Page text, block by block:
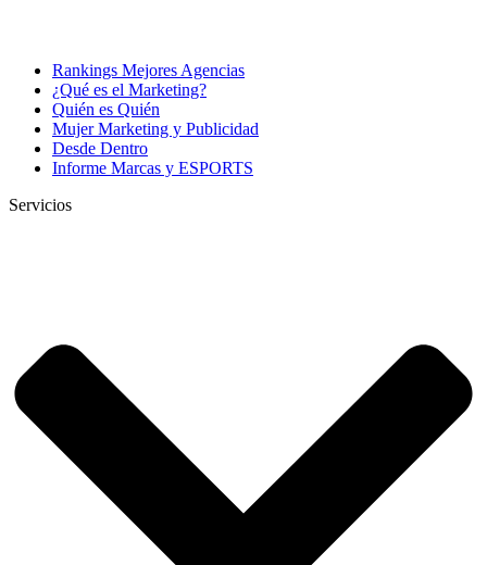
Rankings Mejores Agencias
¿Qué es el Marketing?
Quién es Quién
Mujer Marketing y Publicidad
Desde Dentro
Informe Marcas y ESPORTS
Servicios